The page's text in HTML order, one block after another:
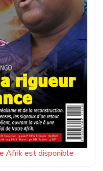
Afrik est disponible